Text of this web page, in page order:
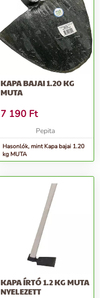
KAPA BAJAI 1.20 KG
MUTA
7 190 Ft
Pepita
Hasonlók, mint Kapa bajai 1.20
kg MUTA
KAPA ÍRTÓ 1.2 KG MUTA
NYELEZETT